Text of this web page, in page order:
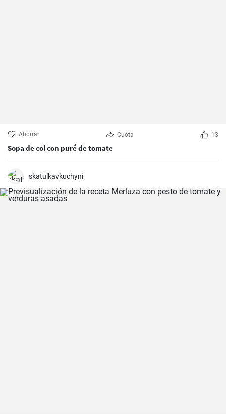
Ahorrar Cuota 13
Sopa de col con puré de tomate
skatulkavkuchyni